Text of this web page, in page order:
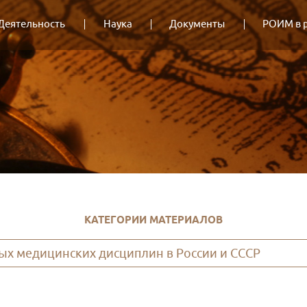
Наука Документы РОИМ в
КАТЕГОРИИ МАТЕРИАЛОВ
медицинских дисциплин в России и СССР